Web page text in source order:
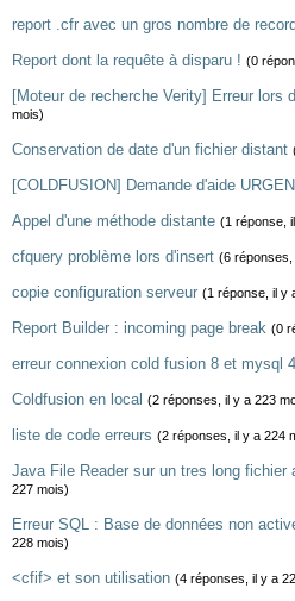
report .cfr avec un gros nombre de
Report dont la requête à disparu ! (0
[Moteur de recherche Verity] Erreur lors
mois)
Conservation de date d'un fichier distant
[COLDFUSION] Demande d'aide
Appel d'une méthode distante (1 réponse,
cfquery problème lors d'insert (6 réponses,
copie configuration serveur (1 réponse, il y
Report Builder : incoming page break (0
erreur connexion cold fusion 8 et mysql
Coldfusion en local (2 réponses, il y a 223
liste de code erreurs (2 réponses, il y a 224
Java File Reader sur un tres long fichier
227 mois)
Erreur SQL : Base de données non
228 mois)
<cfif> et son utilisation (4 réponses, il y a